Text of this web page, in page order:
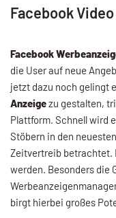
Facebook
Facebook
die User auf neue
jetzt dazu noch gelingt
Anzeigezu gestalten,
Plattform. Schnell wird
Stöbern in den
Zeitvertreib betrachtet.
werden. Besonders die
birgt hierbei großes